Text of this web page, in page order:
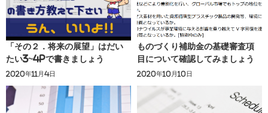
「その２．将来の展望」はだい
たい3~4Pで書きましょう
2020年11月4日
ものづくり補助金の基礎審査項
目について確認してみましょう
2020年10月10日